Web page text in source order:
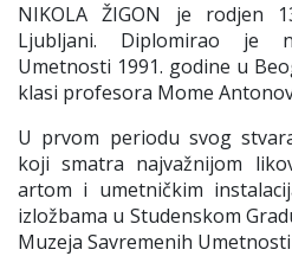
NIKOLA ŽIGON je rodjen
Ljubljani. Diplomirao je
Umetnosti 1991. godine u
klasi profesora Mome
U prvom periodu svog
koji smatra najvažnijom
artom i umetničkim
izložbama u Studenskom
Muzeja Savremenih